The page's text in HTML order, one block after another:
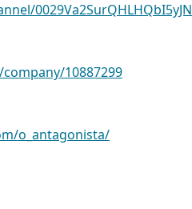
10887299
o_antagonista/